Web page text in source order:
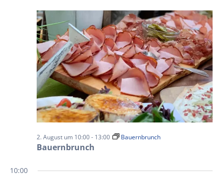
Bauernbrunch
2. August um 10:00- 13:00 Bauernbrunch
10:00